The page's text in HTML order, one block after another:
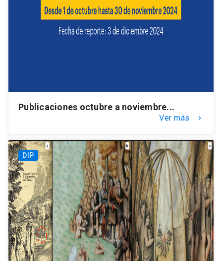
Publicaciones octubre a noviembre...
Ver más keyboard_arrow_right
DIP